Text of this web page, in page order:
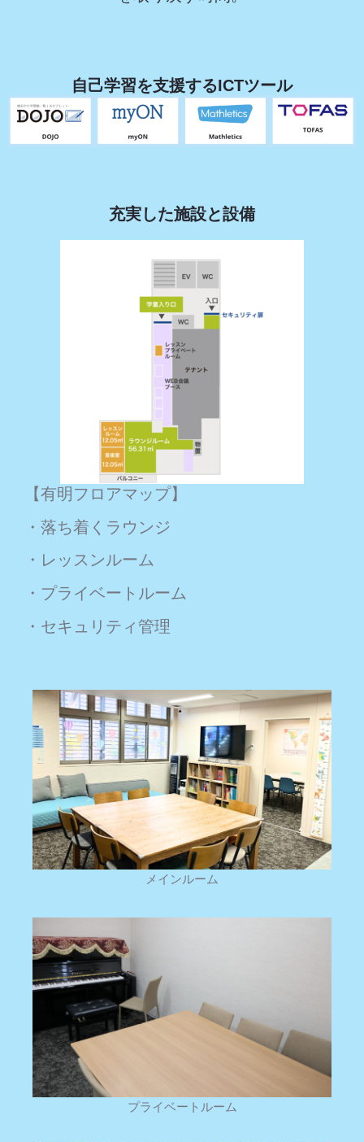
自己学習を支援するICTツール
充実した施設と設備
【有明フロアマップ】
・落ち着くラウンジ
・レッスンルーム
・プライベートルーム
・セキュリティ管理
メインルーム
プライベートルーム